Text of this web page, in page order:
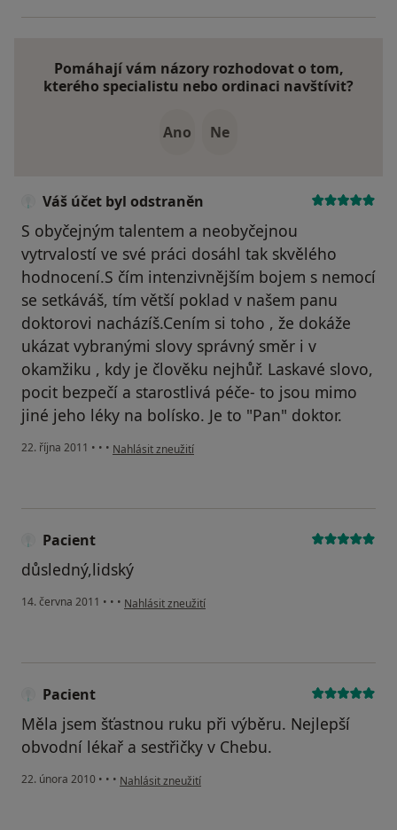
Pomáhají vám názory rozhodovat o tom,
kterého specialistu nebo ordinaci navštívit?
Ano Ne
Váš účet byl odstraněn
S obyčejným talentem a neobyčejnou
vytrvalostí ve své práci dosáhl tak skvělého
hodnocení.S čím intenzivnějším bojem s nemocí
se setkáváš, tím větší poklad v našem panu
doktorovi nacházíš.Cením si toho , že dokáže
ukázat vybranými slovy správný směr i v
okamžiku , kdy je člověku nejhůř. Laskavé slovo,
pocit bezpečí a starostlivá péče- to jsou mimo
jiné jeho léky na bolísko. Je to "Pan" doktor.
22. října 2011 • • • podle názoru uživatele Váš účet byl odstraněn
Nahlásit zneužití
Pacient
důsledný,lidský
14. června 2011 • • • podle názoru uživatele Pacient
Nahlásit zneužití
Pacient
Měla jsem šťastnou ruku při výběru. Nejlepší
obvodní lékař a sestřičky v Chebu.
22. února 2010 • • • podle názoru uživatele Pacient
Nahlásit zneužití